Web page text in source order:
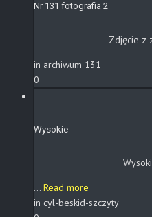
Nr 131 fotografia 2
Zdjęcie z
in archiwum 131
0
Wysokie
... Read more
in cyl-beskid-szczyty